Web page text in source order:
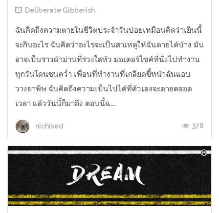
Deliberate Gibberish
ฉันคิดถึงความตายในชีวิตประจำวันบ่อยเหมือนคิดว่าเย็นนี้
จะกินอะไร ฉันคิดว่าอะไรจะเป็นสาเหตุให้ฉันตายได้บ้าง มัน
อาจเป็นราวผ้าม่านที่ร่วงใส่หัว มอเตอร์ไซค์ที่นั่งไปทำงาน
ทุกวันโดนชนคว่ำ เพื่อนที่ทำงานที่เกลียดขี้หน้าฉันแอบ
วางยาพิษ ฉันคิดถึงความเป็นไปได้ที่ตัวเองจะตายตลอด
เวลา แล้ววันนี้ก็มาถึง ตอนนี้ฉ...
nichised 378